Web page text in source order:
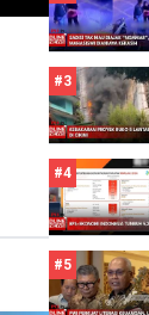
#3
#4
#5